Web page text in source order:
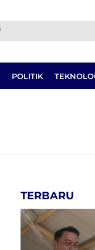
POLITIK
TERBARU